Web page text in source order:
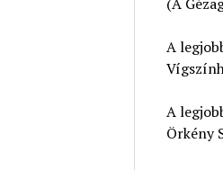
A
A
Örkény